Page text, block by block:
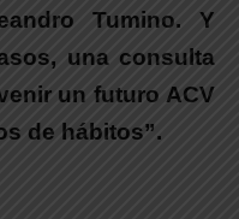
Tumino. Y
una consulta
un futuro ACV
de hábitos”.